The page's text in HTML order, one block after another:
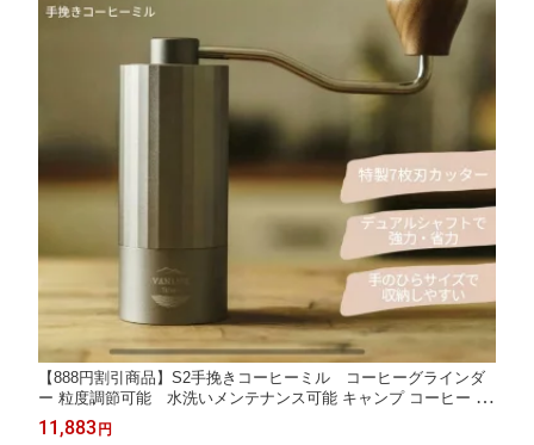
【888円割引商品】S2手挽きコーヒーミル コーヒーグラインダ
ー 粒度調節可能 水洗いメンテナンス可能 キャンプ コーヒー 豆
挽き 携帯便利 S2 【Vanlife Taiwan 】【台湾直送】【送料無料】
11,883 円